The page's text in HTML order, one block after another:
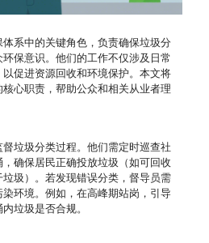
系中的关键角色，负责确保垃圾分
保意识。他们的工作不仅涉及日常
促进资源回收和环境保护。本文将
心职责，帮助公众和相关从业者理
垃圾分类过程。他们需定时巡查社
确保居民正确投放垃圾（如可回收
圾）。若发现错误分类，督导员需
环境。例如，在高峰期站岗，引导
垃圾是否合规。